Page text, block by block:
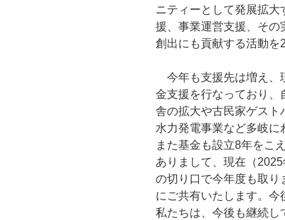
ニティーとして発展拡
援、事業運営支援、その
創出にも貢献する活動を
今年も支援先は増え、
金支援を行なっており、
舎の拡大や古民家ゲスト
水力発電事業など多岐に
また基金も設立8年をこ
ありまして、現在（
の切り口で今年度も取り
にご共有いたします。今
私たちは、今後も継続し